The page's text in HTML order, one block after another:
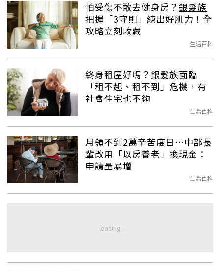
怕受傷不敢去健身房？銀髮族
把握「3守則」練出好肌力！全
攻略立刻收藏
生活百科
終身租屋好嗎？銀髮族面臨
「租不起、租不到」危機，有
社會住宅也不夠
生活百科
月領不到2萬辛苦度日…中部長
輩改用「以房養老」換現金：
申請量暴增
生活百科